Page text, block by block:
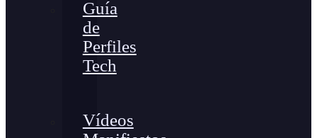
Guía
de
Perfiles
Tech
Vídeos